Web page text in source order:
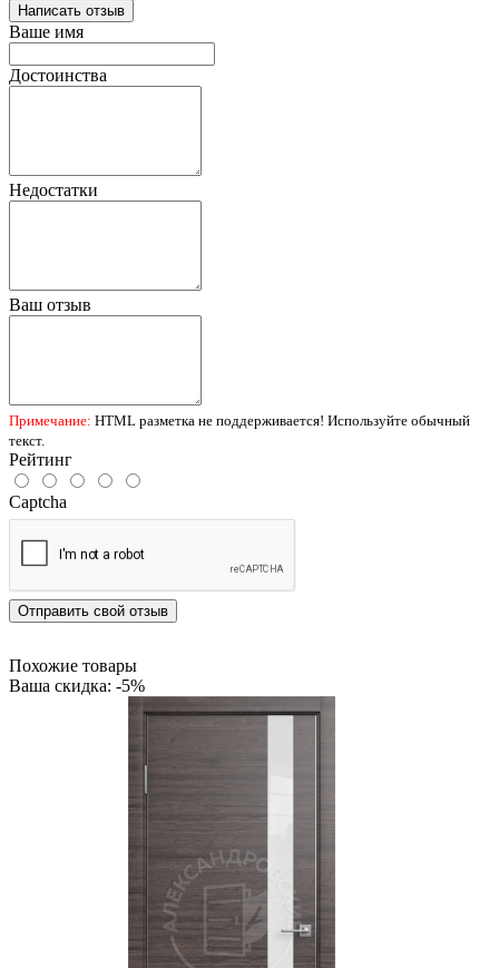
Написать отзыв
Ваше имя
Достоинства
Недостатки
Ваш отзыв
Примечание: HTML разметка не поддерживается! Используйте обычный
текст.
Рейтинг
Captcha
Отправить свой отзыв
Похожие товары
Ваша скидка: -5%